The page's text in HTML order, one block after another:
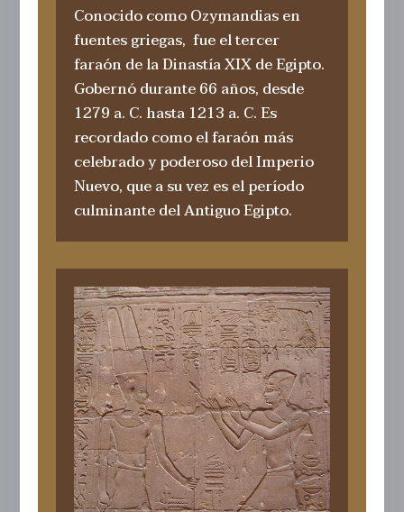
Conocido como Ozymandias en
fuentes griegas, ​​ fue el tercer
faraón de la Dinastía XIX de Egipto.
Gobernó durante 66 años, desde
1279 a. C. hasta 1213 a. C.​ Es
recordado como el faraón más
celebrado y poderoso del Imperio
Nuevo, que a su vez es el período
culminante del Antiguo Egipto.